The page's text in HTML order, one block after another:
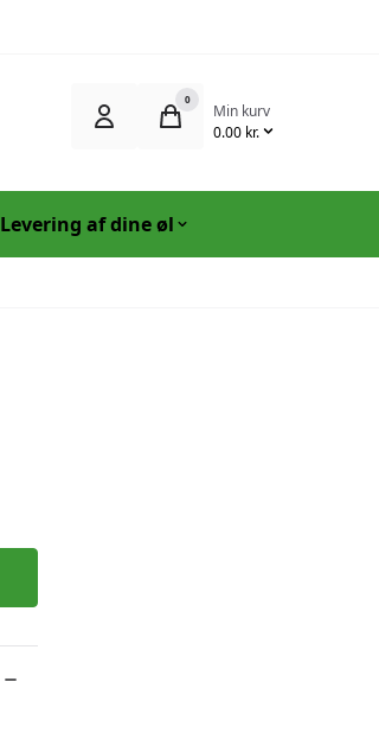
0
Min kurv
0.00 kr.
Levering af dine øl